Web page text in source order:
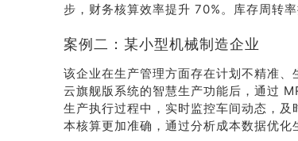
步，财务核算效率提升 70%。库存周转
案例二：某小型机械制造企业
该企业在生产管理方面存在计划不精准
云旗舰版系统的智慧生产功能后，通过
生产执行过程中，实时监控车间动态，
本核算更加准确，通过分析成本数据优化